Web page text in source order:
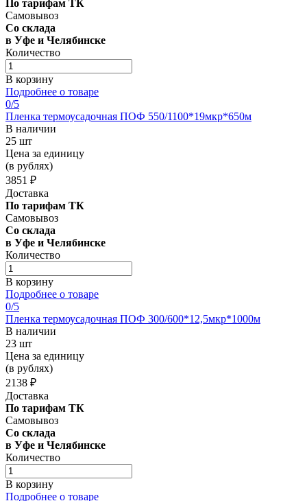
По тарифам ТК
Самовывоз
Со склада
в Уфе и Челябинске
Количество
В корзину
Подробнее о товаре
0/5
Пленка термоусадочная ПОФ 550/1100*19мкр*650м
В наличии
25 шт
Цена за единицу
(в рублях)
3851 ₽
Доставка
По тарифам ТК
Самовывоз
Со склада
в Уфе и Челябинске
Количество
В корзину
Подробнее о товаре
0/5
Пленка термоусадочная ПОФ 300/600*12,5мкр*1000м
В наличии
23 шт
Цена за единицу
(в рублях)
2138 ₽
Доставка
По тарифам ТК
Самовывоз
Со склада
в Уфе и Челябинске
Количество
В корзину
Подробнее о товаре